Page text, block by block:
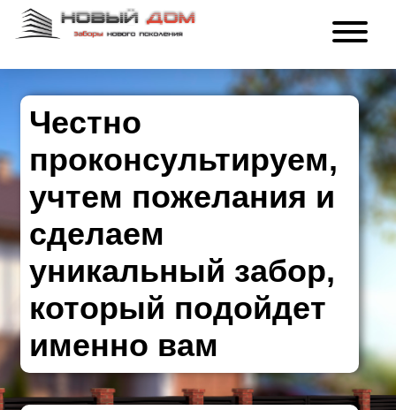
Честно
проконсультируем,
учтем пожелания и
сделаем
уникальный забор,
который подойдет
именно вам